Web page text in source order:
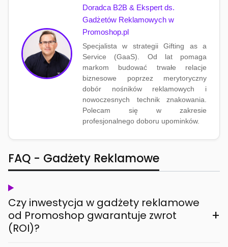
Doradca B2B & Ekspert ds.
Gadżetów Reklamowych w
Promoshop.pl
Specjalista w strategii Gifting as a
Service (GaaS). Od lat pomaga
markom budować trwałe relacje
biznesowe poprzez merytoryczny
dobór nośników reklamowych i
nowoczesnych technik znakowania.
Polecam się w zakresie
profesjonalnego doboru upominków.
FAQ - Gadżety Reklamowe
Czy inwestycja w gadżety reklamowe
od Promoshop gwarantuje zwrot
(ROI)?
+